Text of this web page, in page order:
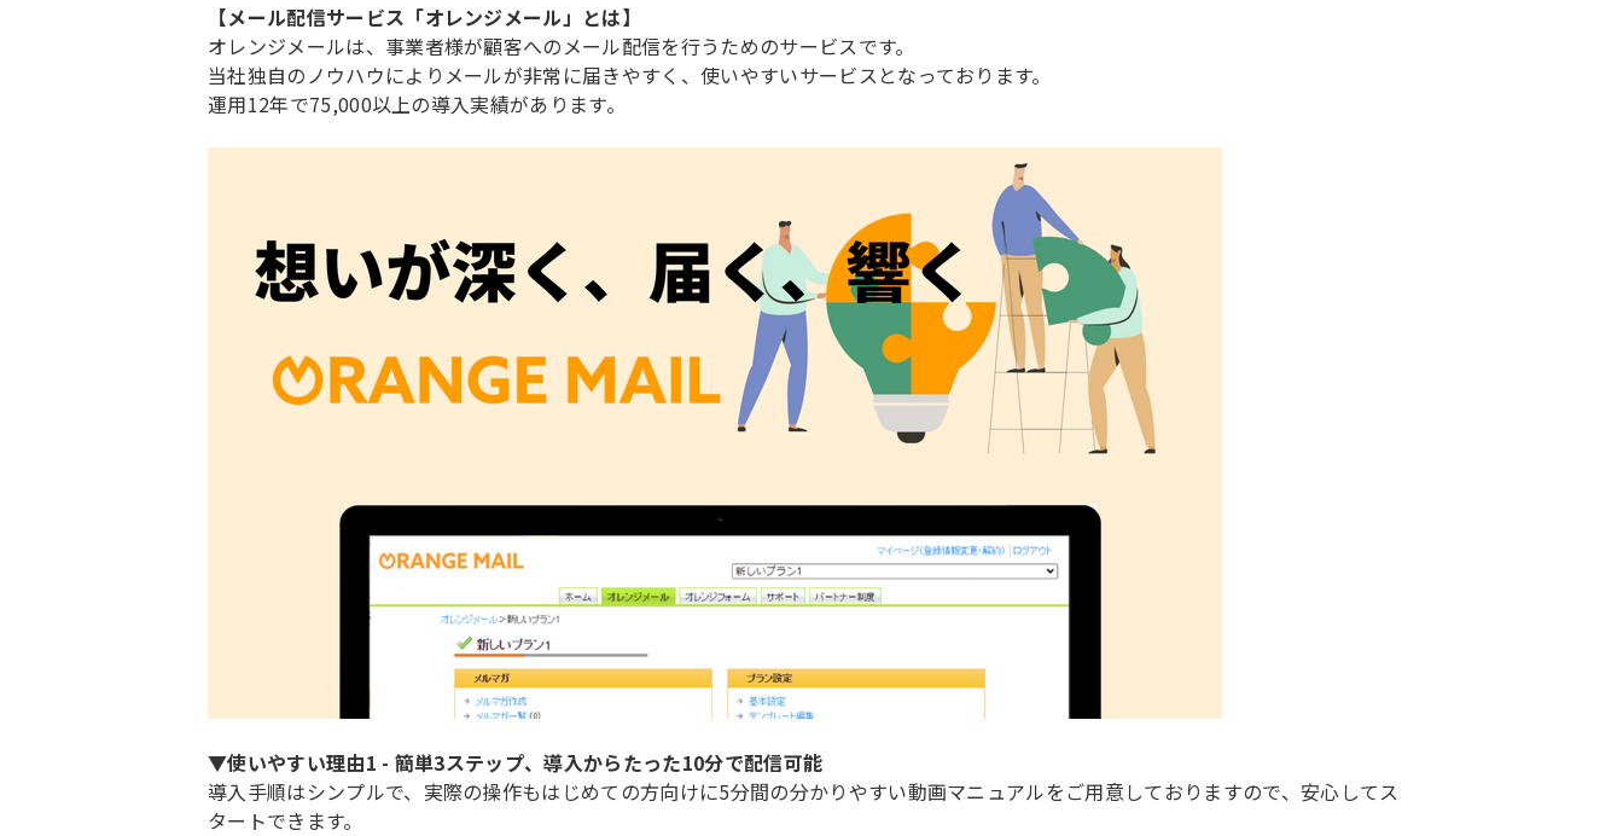
【メール配信サービス「オレンジメール」とは】
オレンジメールは、事業者様が顧客へのメール配信を行うためのサービスです。
当社独自のノウハウによりメールが非常に届きやすく、使いやすいサービスとなっております。
運用12年で75,000以上の導入実績があります。
▼使いやすい理由1 - 簡単3ステップ、導入からたった10分で配信可能
導入手順はシンプルで、実際の操作もはじめての方向けに5分間の分かりやすい動画マニュアルをご用意しておりますので、安心してス
タートできます。